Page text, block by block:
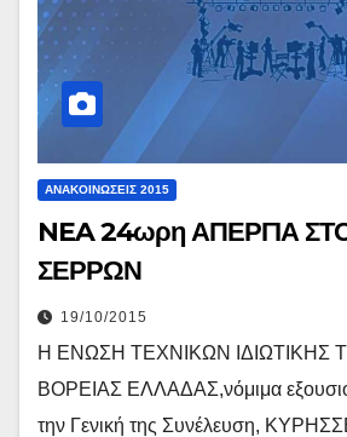
ΑΝΑΚΟΙΝΏΣΕΙΣ 2015
NEA 24ωρη ΑΠΕΡΓΙΑ ΣΤΟ
ΣΕΡΡΩΝ
19/10/2015
Η ΕΝΩΣΗ ΤΕΧΝΙΚΩΝ ΙΔΙΩΤΙΚΗΣ
ΒΟΡΕΙΑΣ ΕΛΛΑΔΑΣ,νόμιμα
την Γενική της Συνέλευση,